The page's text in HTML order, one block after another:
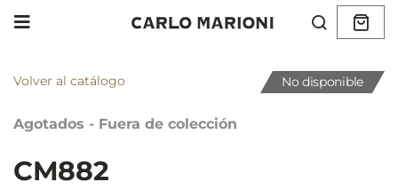
Volver al catálogo
Agotados - Fuera de colección
CM882
No disponible